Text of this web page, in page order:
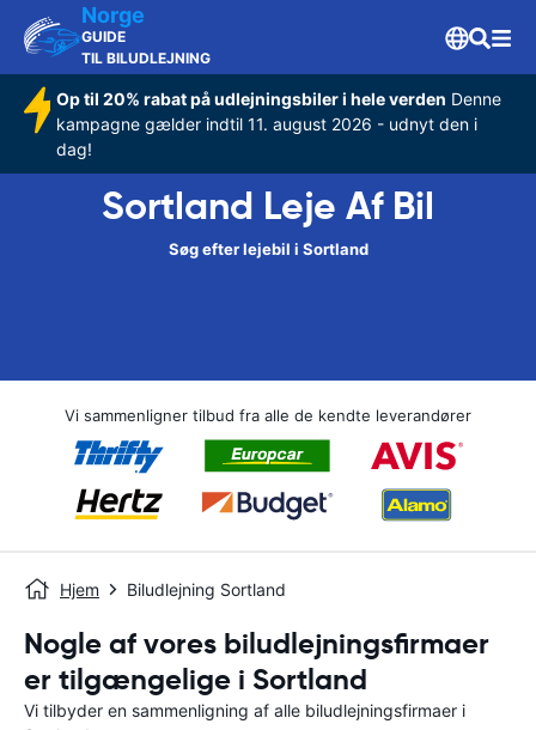
Norge
GUIDE
TIL BILUDLEJNING
Op til 20% rabat på udlejningsbiler i hele verden Denne
kampagne gælder indtil 11. august 2026 - udnyt den i
dag!
Sortland Leje Af Bil
Søg efter lejebil i Sortland
Vi sammenligner tilbud fra alle de kendte leverandører
Hjem Biludlejning Sortland
Nogle af vores biludlejningsfirmaer
er tilgængelige i Sortland
Vi tilbyder en sammenligning af alle biludlejningsfirmaer i